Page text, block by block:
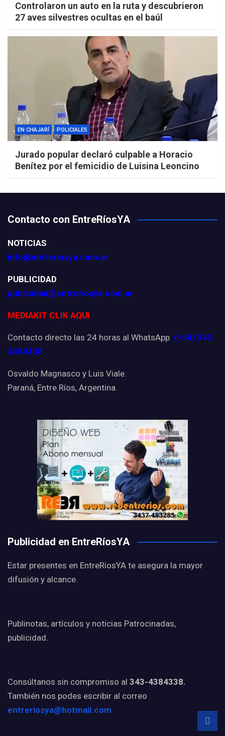
Controlaron un auto en la ruta y descubrieron
27 aves silvestres ocultas en el baúl
EN CHAJARÍ POLICIALES
Jurado popular declaró culpable a Horacio
Benítez por el femicidio de Luisina Leoncino
Contacto con EntreRíosYA
NOTICIAS
info@entreriosya.com.ar
PUBLICIDAD
publicidad@entreriosya.com.ar
MEDIAKIT CLIK AQUI
Contacto directo las 24 horas al WhatsApp (+54) 343
4384338
Osvaldo Magnasco y Luis Viale.
Paraná, Entre Ríos, Argentina.
Publicidad en EntreRíosYA
Estar presentes en EntreRíosYA te asegura la mayor
difusión y alcance.
Publinotas, artículos y noticias Patrocinadas,
publicidad.
Consúltanos sin compromiso al 343-4384338.
También nos podes escribir al correo
entreriosya@hotmail.com